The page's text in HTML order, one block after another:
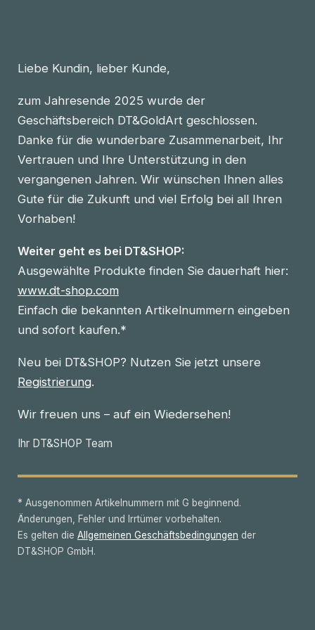
Liebe Kundin, lieber Kunde,
zum Jahresende 2025 wurde der
Geschäftsbereich DT&GoldArt geschlossen.
Danke für die wunderbare Zusammenarbeit, Ihr
Vertrauen und Ihre Unterstützung in den
vergangenen Jahren. Wir wünschen Ihnen alles
Gute für die Zukunft und viel Erfolg bei all Ihren
Vorhaben!
Weiter geht es bei DT&SHOP:
Ausgewählte Produkte finden Sie dauerhaft hier:
www.dt-shop.com
Einfach die bekannten Artikelnummern eingeben
und sofort kaufen.*
Neu bei DT&SHOP? Nutzen Sie jetzt unsere
Registrierung.
Wir freuen uns – auf ein Wiedersehen!
Ihr DT&SHOP Team
* Ausgenommen Artikelnummern mit G beginnend.
Änderungen, Fehler und Irrtümer vorbehalten.
Es gelten die Allgemeinen Geschäftsbedingungen der
DT&SHOP GmbH.